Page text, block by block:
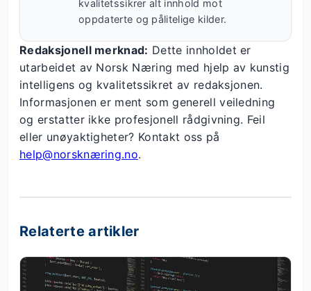
kvalitetssikrer alt innhold mot
oppdaterte og pålitelige kilder.
Redaksjonell merknad: Dette innholdet er
utarbeidet av Norsk Næring med hjelp av kunstig
intelligens og kvalitetssikret av redaksjonen.
Informasjonen er ment som generell veiledning
og erstatter ikke profesjonell rådgivning. Feil
eller unøyaktigheter? Kontakt oss på
help@norsknæring.no.
Relaterte artikler